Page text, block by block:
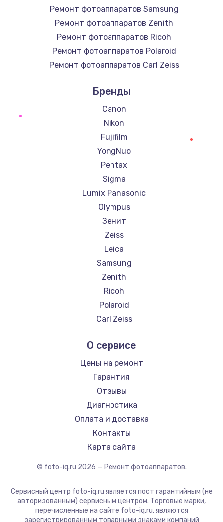
Ремонт фотоаппаратов Samsung
Ремонт фотоаппаратов Zenith
Ремонт фотоаппаратов Ricoh
Ремонт фотоаппаратов Polaroid
Ремонт фотоаппаратов Carl Zeiss
Ремонт фотоаппаратов LUMIX
Ремонт фотоаппаратов Kodak
Ремонт фотоаппаратов Blackmagic
Бренды
Canon
Nikon
Fujifilm
YongNuo
Pentax
Sigma
Lumix Panasonic
Olympus
Зенит
Zeiss
Leica
Samsung
Zenith
Ricoh
Polaroid
Carl Zeiss
LUMIX
Kodak
Blackmagic
О сервисе
Цены на ремонт
Гарантия
Отзывы
Диагностика
Оплата и доставка
Контакты
Карта сайта
© foto-iq.ru 2026 — Ремонт фотоаппаратов.
Сервисный центр foto-iq.ru является пост гарантийным (не
авторизованным) сервисным центром. Торговые марки,
перечисленные на сайте foto-iq.ru, являются
зарегистрированным товарными знаками компаний